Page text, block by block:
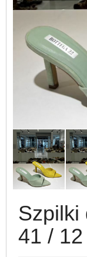
Szpilki
41 /